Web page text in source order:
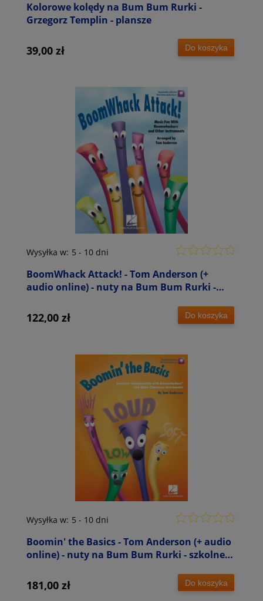
Kolorowe kolędy na Bum Bum Rurki -
Grzegorz Templin - plansze
39,00 zł Do koszyka
BoomWhack Attack! - Tom Anderson (+
audio online) - nuty na Bum Bum Rurki -
Wysyłka w: 5 - 10 dni
122,00 zł Do koszyka
Boomin' the Basics - Tom Anderson (+ audio
online) - nuty na Bum Bum Rurki - szkolne
Wysyłka w: 5 - 10 dni
181,00 zł Do koszyka